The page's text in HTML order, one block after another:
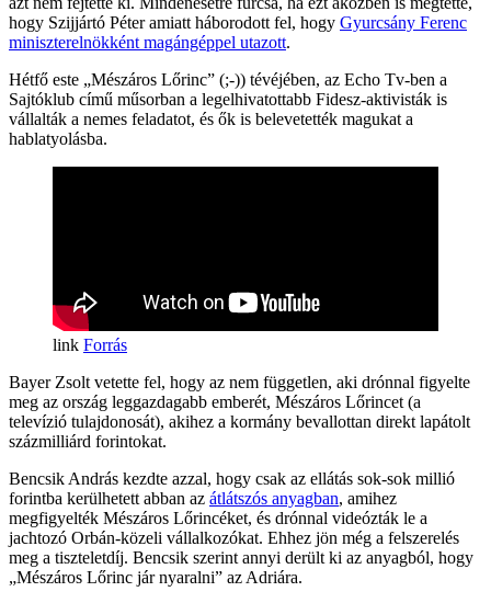
hogy Szijjártó Péter amiatt háborodott fel, hogy Gyurcsány Ferenc
miniszterelnökként magángéppel utazott.
Hétfő este „Mészáros Lőrinc” (;-)) tévéjében, az Echo Tv-ben a
Sajtóklub című műsorban a legelhivatottabb Fidesz-aktivisták is
vállalták a nemes feladatot, és ők is belevetették magukat a
hablatyolásba.
Forrás
Bayer Zsolt vetette fel, hogy az nem független, aki drónnal figyelte
meg az ország leggazdagabb emberét, Mészáros Lőrincet (a
televízió tulajdonosát), akihez a kormány bevallottan direkt lapátolt
százmilliárd forintokat.
Bencsik András kezdte azzal, hogy csak az ellátás sok-sok millió
forintba kerülhetett abban az átlátszós anyagban, amihez
megfigyelték Mészáros Lőrincéket, és drónnal videózták le a
jachtozó Orbán-közeli vállalkozókat. Ehhez jön még a felszerelés
meg a tiszteletdíj. Bencsik szerint annyi derült ki az anyagból, hogy
„Mészáros Lőrinc jár nyaralni” az Adriára.